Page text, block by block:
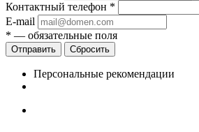
Контактный телефон *
E-mail
* — обязательные поля
Сбросить
Персональные рекомендации